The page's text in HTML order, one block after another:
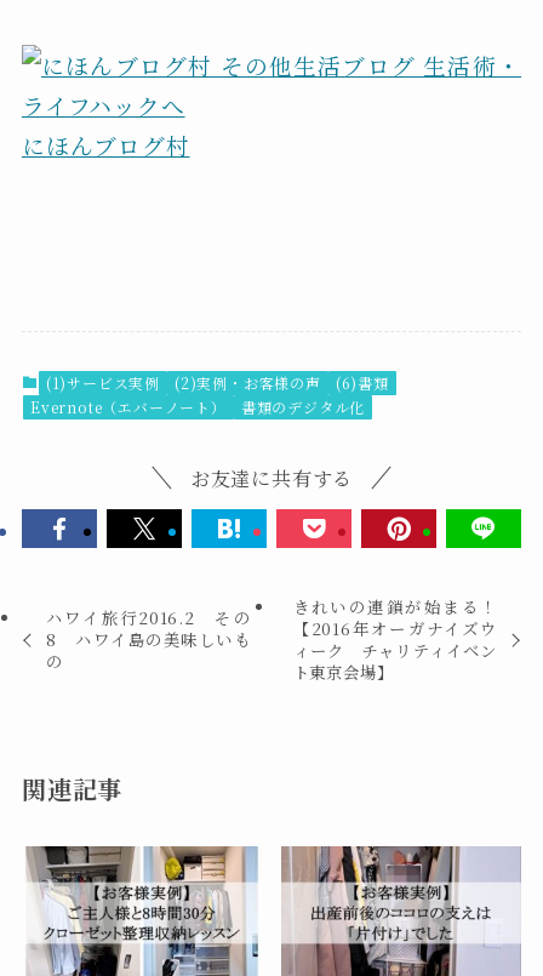
にほんブログ村
(1)サービス実例 (2)実例・お客様の声
(6)書類
Evernote（エバーノート）
書類のデジタル化
お友達に共有する
ハワイ旅行2016.2 その
8 ハワイ島の美味しいも
の
きれいの連鎖が始まる！
【2016年オーガナイズウ
ィーク チャリティイベン
ト東京会場】
関連記事